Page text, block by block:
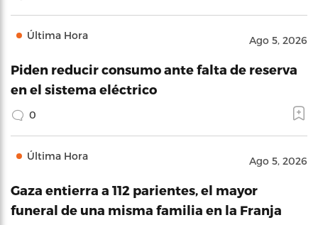
Última Hora Ago 5, 2026
Piden reducir consumo ante falta de reserva
en el sistema eléctrico
0
Última Hora Ago 5, 2026
Gaza entierra a 112 parientes, el mayor
funeral de una misma familia en la Franja